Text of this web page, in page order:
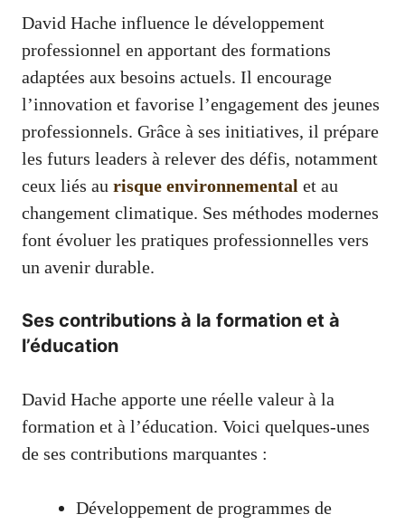
David Hache influence le développement
professionnel en apportant des formations
adaptées aux besoins actuels. Il encourage
l’innovation et favorise l’engagement des jeunes
professionnels. Grâce à ses initiatives, il prépare
les futurs leaders à relever des défis, notamment
ceux liés au risque environnemental et au
changement climatique. Ses méthodes modernes
font évoluer les pratiques professionnelles vers
un avenir durable.
Ses contributions à la formation et à
l’éducation
David Hache apporte une réelle valeur à la
formation et à l’éducation. Voici quelques-unes
de ses contributions marquantes :
Développement de programmes de